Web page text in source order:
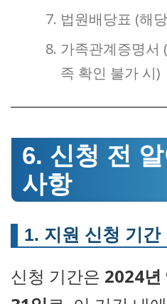
법원배당표 (해
가족관계증명서
족 확인 불가 시)
6. 신청 전
사항
1. 지원 신청 기간
신청 기간은 2024년